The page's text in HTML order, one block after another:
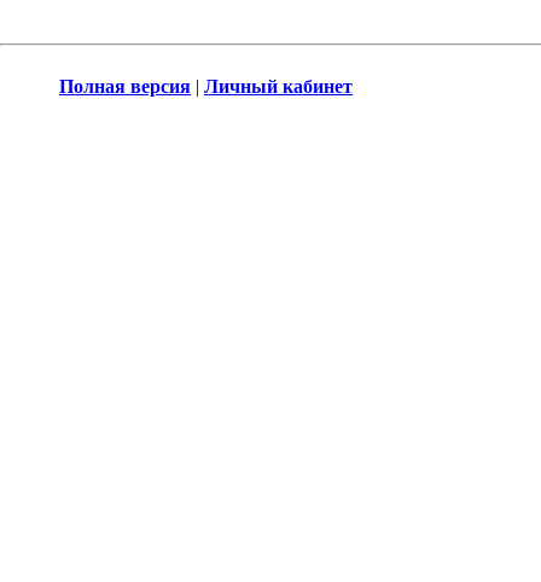
Полная версия | Личный кабинет